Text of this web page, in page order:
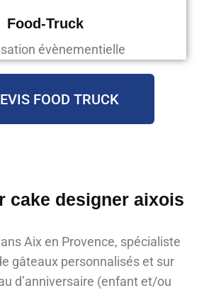
Food-Truck
évènementielle
FOOD TRUCK
cake designer aixois
Aix en Provence, spécialiste
gâteaux personnalisés et sur
d’anniversaire (enfant et/ou